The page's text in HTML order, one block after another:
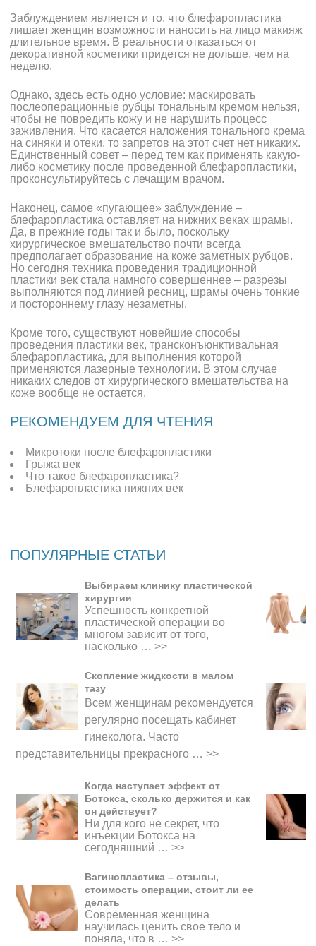
Заблуждением является и то, что блефаропластика
лишает женщин возможности наносить на лицо макияж
длительное время. В реальности отказаться от
декоративной косметики придется не дольше, чем на
неделю.
Однако, здесь есть одно условие: маскировать
послеоперационные рубцы тональным кремом нельзя,
чтобы не повредить кожу и не нарушить процесс
заживления. Что касается наложения тонального крема
на синяки и отеки, то запретов на этот счет нет никаких.
Единственный совет – перед тем как применять какую-
либо косметику после проведенной блефаропластики,
проконсультируйтесь с лечащим врачом.
Наконец, самое «пугающее» заблуждение –
блефаропластика оставляет на нижних веках шрамы.
Да, в прежние годы так и было, поскольку
хирургическое вмешательство почти всегда
предполагает образование на коже заметных рубцов.
Но сегодня техника проведения традиционной
пластики век стала намного совершеннее – разрезы
выполняются под линией ресниц, шрамы очень тонкие
и постороннему глазу незаметны.
Кроме того, существуют новейшие способы
проведения пластики век, трансконъюнктивальная
блефаропластика, для выполнения которой
применяются лазерные технологии. В этом случае
никаких следов от хирургического вмешательства на
коже вообще не остается.
РЕКОМЕНДУЕМ ДЛЯ ЧТЕНИЯ
Микротоки после блефаропластики
Грыжа век
Что такое блефаропластика?
Блефаропластика нижних век
ПОПУЛЯРНЫЕ СТАТЬИ
Выбираем клинику пластической
хирургии
Успешность конкретной
пластической операции во
многом зависит от того,
насколько … >>
Скопление жидкости в малом
тазу
Всем женщинам рекомендуется
регулярно посещать кабинет
гинеколога. Часто
представительницы прекрасного … >>
Когда наступает эффект от
Ботокса, сколько держится и как
он действует?
Ни для кого не секрет, что
инъекции Ботокса на
сегодняшний … >>
Вагинопластика – отзывы,
стоимость операции, стоит ли ее
делать
Современная женщина
научилась ценить свое тело и
поняла, что в … >>